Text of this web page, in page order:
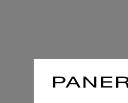
技術特